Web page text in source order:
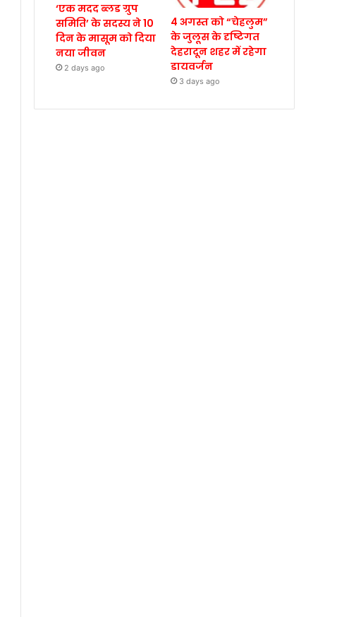
‘एक मदद ब्लड ग्रुप
समिति’ के सदस्य ने 10
दिन के मासूम को दिया
नया जीवन
2 days ago
4 अगस्त को “चेहलुम”
के जुलूस के दृष्टिगत
देहरादून शहर में रहेगा
डायवर्जन
3 days ago